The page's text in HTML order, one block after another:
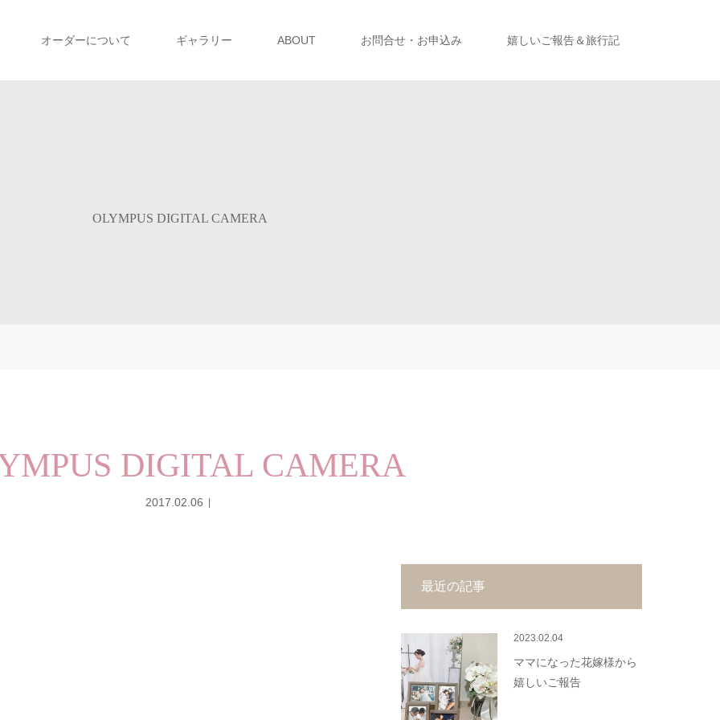
オーダーについて ギャラリー ABOUT お問合せ・お申込み 嬉しいご報告＆旅行記
OLYMPUS DIGITAL CAMERA
DIGITAL CAMERA
2017.02.06
最近の記事
2023.02.04
ママになった花嫁様から
嬉しいご報告